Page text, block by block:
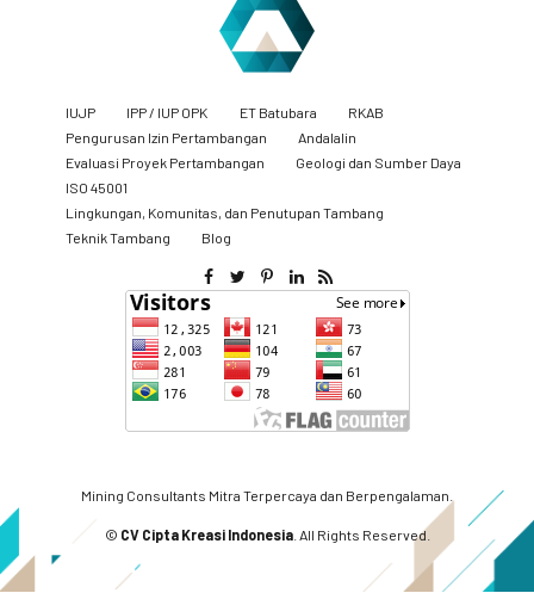
IUJP IPP / IUP OPK ET Batubara
RKAB
Pengurusan Izin Pertambangan
Andalalin
Evaluasi Proyek Pertambangan
Geologi dan Sumber Daya
ISO 45001
Lingkungan, Komunitas, dan Penutupan Tambang
​Teknik Tambang
Blog
Mining Consultants Mitra Terpercaya dan Berpengalaman.
© CV Cipta Kreasi Indonesia. All Rights Reserved.